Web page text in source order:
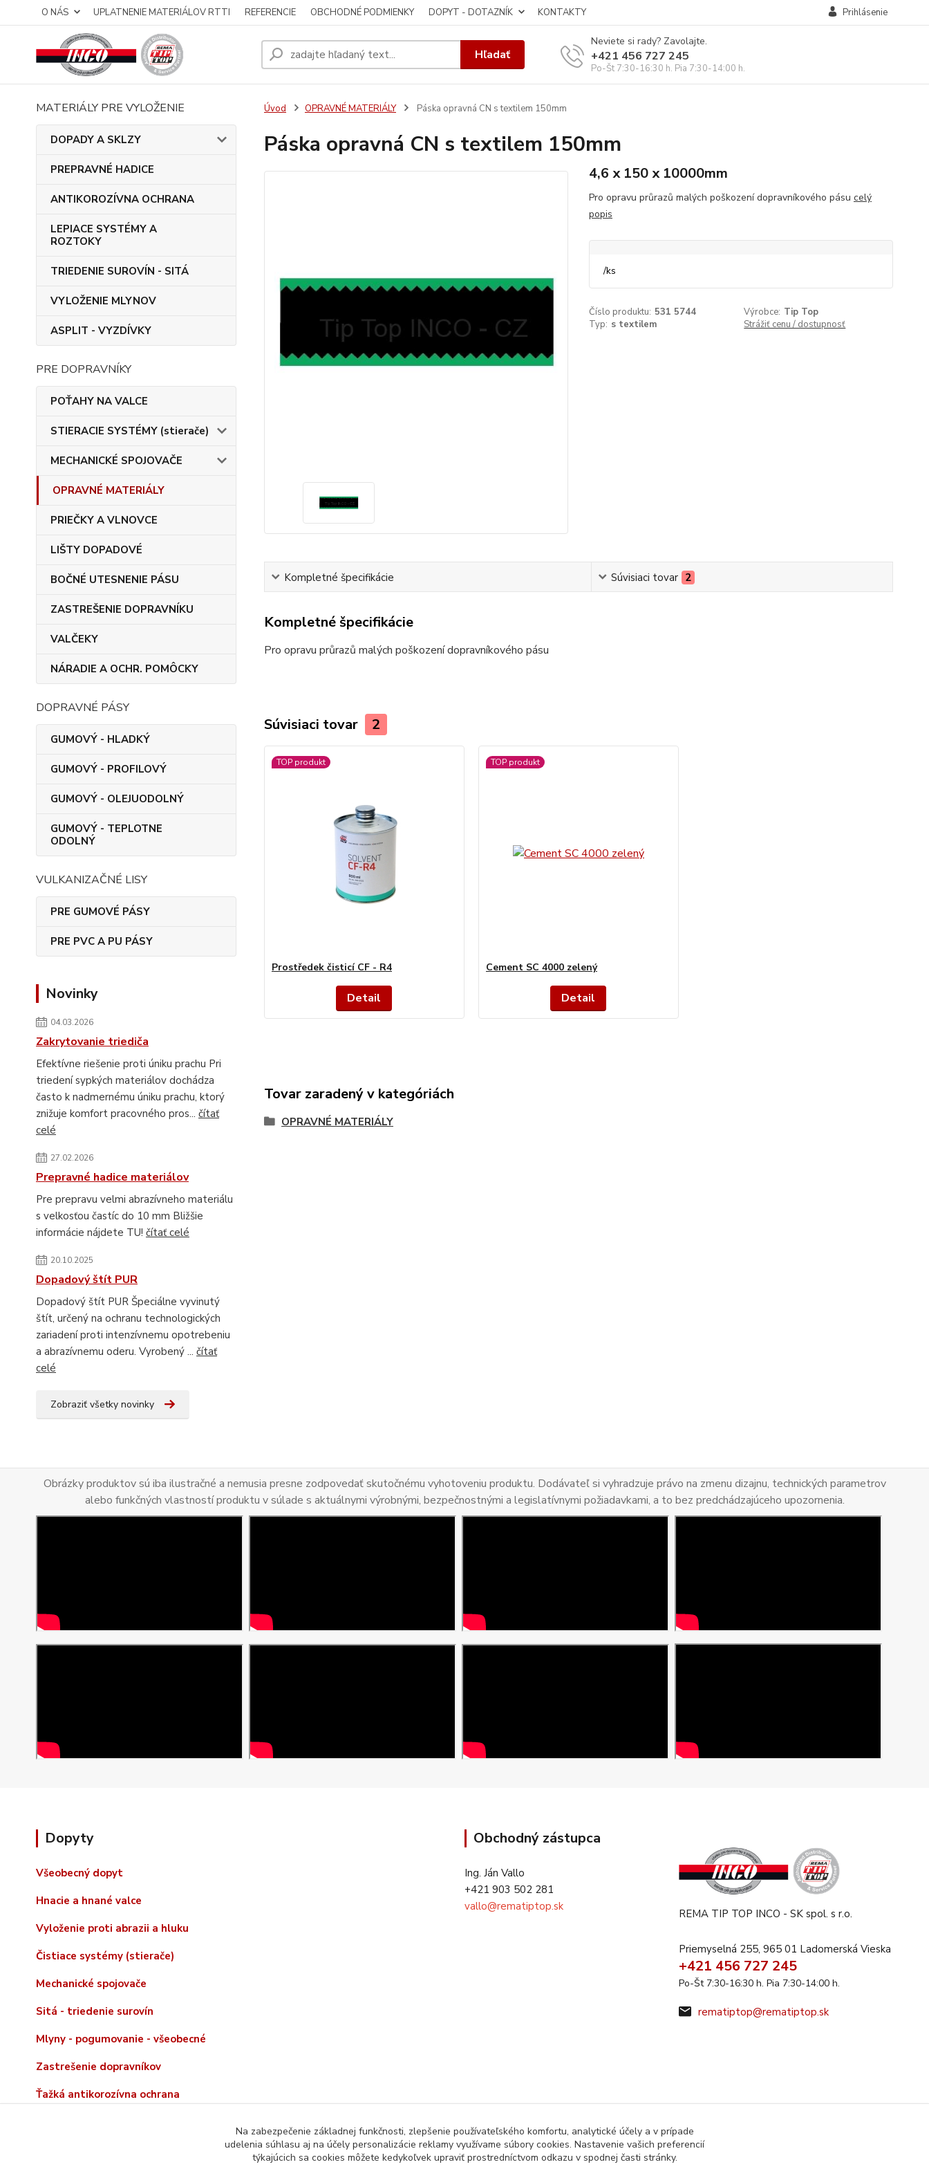
O NÁS UPLATNENIE MATERIÁLOV RTTI REFERENCIE OBCHODNÉ PODMIENKY DOPYT - DOTAZNÍK KONTAKTY Prihlásenie
Hľadať
Neviete si rady? Zavolajte.
+421 456 727 245
Po-Št 7:30-16:30 h. Pia 7:30-14:00 h.
MATERIÁLY PRE VYLOŽENIE
DOPADY A SKLZY
PREPRAVNÉ HADICE
ANTIKOROZÍVNA OCHRANA
LEPIACE SYSTÉMY A
ROZTOKY
TRIEDENIE SUROVÍN - SITÁ
VYLOŽENIE MLYNOV
ASPLIT - VYZDÍVKY
PRE DOPRAVNÍKY
POŤAHY NA VALCE
STIERACIE SYSTÉMY (stierače)
MECHANICKÉ SPOJOVAČE
OPRAVNÉ MATERIÁLY
PRIEČKY A VLNOVCE
LIŠTY DOPADOVÉ
BOČNÉ UTESNENIE PÁSU
ZASTREŠENIE DOPRAVNÍKU
VALČEKY
NÁRADIE A OCHR. POMÔCKY
DOPRAVNÉ PÁSY
GUMOVÝ - HLADKÝ
GUMOVÝ - PROFILOVÝ
GUMOVÝ - OLEJUODOLNÝ
GUMOVÝ - TEPLOTNE
ODOLNÝ
VULKANIZAČNÉ LISY
PRE GUMOVÉ PÁSY
PRE PVC A PU PÁSY
Novinky
04.03.2026
Zakrytovanie triediča
Efektívne riešenie proti úniku prachu Pri
triedení sypkých materiálov dochádza
často k nadmernému úniku prachu, ktorý
znižuje komfort pracovného pros... čítať
celé
27.02.2026
Prepravné hadice materiálov
Pre prepravu velmi abrazívneho materiálu
s velkosťou častíc do 10 mm Bližšie
informácie nájdete TU! čítať celé
20.10.2025
Dopadový štít PUR
Dopadový štít PUR Špeciálne vyvinutý
štít, určený na ochranu technologických
zariadení proti intenzívnemu opotrebeniu
a abrazívnemu oderu. Vyrobený ... čítať
celé
Zobraziť všetky novinky
Úvod OPRAVNÉ MATERIÁLY Páska opravná CN s textilem 150mm
Páska opravná CN s textilem 150mm
4,6 x 150 x 10000mm
Pro opravu průrazů malých poškození dopravníkového pásu celý
popis
/ks
Číslo produktu: 531 5744 Výrobce: Tip Top
Typ: s textilem Strážiť cenu / dostupnosť
Kompletné špecifikácie Súvisiaci tovar 2
Kompletné špecifikácie
Pro opravu průrazů malých poškození dopravníkového pásu
Súvisiaci tovar 2
TOP produkt
Prostředek čisticí CF - R4
Detail
TOP produkt
Cement SC 4000 zelený
Detail
Tovar zaradený v kategóriách
OPRAVNÉ MATERIÁLY
Obrázky produktov sú iba ilustračné a nemusia presne zodpovedať skutočnému vyhotoveniu produktu. Dodávateľ si vyhradzuje právo na zmenu dizajnu, technických parametrov
alebo funkčných vlastností produktu v súlade s aktuálnymi výrobnými, bezpečnostnými a legislatívnymi požiadavkami, a to bez predchádzajúceho upozornenia.
Dopyty
Všeobecný dopyt
Hnacie a hnané valce
Vyloženie proti abrazii a hluku
Čistiace systémy (stierače)
Mechanické spojovače
Sitá - triedenie surovín
Mlyny - pogumovanie - všeobecné
Zastrešenie dopravníkov
Ťažká antikorozívna ochrana
Obchodný zástupca
Ing. Ján Vallo
+421 903 502 281
vallo@rematiptop.sk
REMA TIP TOP INCO - SK spol. s r.o.
Priemyselná 255, 965 01 Ladomerská Vieska
+421 456 727 245
Po-Št 7:30-16:30 h. Pia 7:30-14:00 h.
rematiptop@rematiptop.sk
Na zabezpečenie základnej funkčnosti, zlepšenie používateľského komfortu, analytické účely a v prípade
udelenia súhlasu aj na účely personalizácie reklamy využívame súbory cookies. Nastavenie vašich preferencií
týkajúcich sa cookies môžete kedykoľvek upraviť prostredníctvom odkazu v spodnej časti stránky.